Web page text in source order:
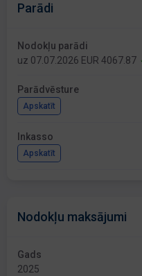
Parādi
Nodokļu parādi
uz 07.07.2026 EUR 4067.87
Parādvēsture
Apskatīt
Inkasso
Apskatīt
Nodokļu maksājumi
Gads
2025